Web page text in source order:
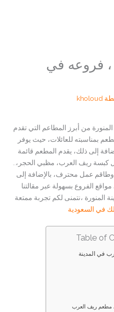
فروعه في
kholoud
من أبرز المطاعم التي تقدم
بمناسبته للعائلات، حيث يوفر
إلى ذلك، يقدم المطعم قائمة
كبسة ريف العرب، مظبي الحجر،..
وطاقم عمل محترف، بالإضافة إلى
الفروع بسهولة عبر مقالتنا
المنورة ،نتمنى لكم تجربة ممتعة
في السعودية
Table of
في المدينة
مطعم ريف العرب